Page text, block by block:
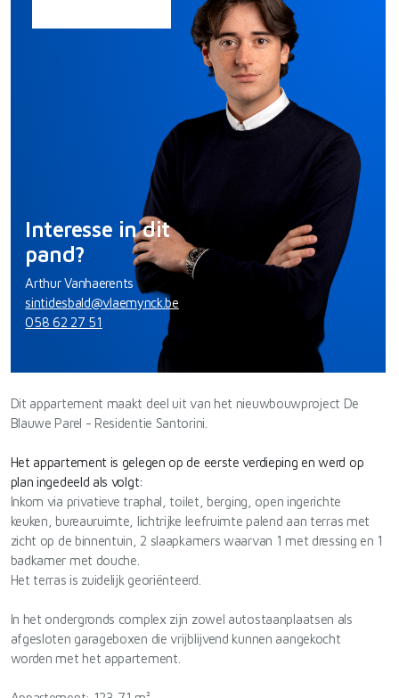
Interesse in dit
pand?
Arthur Vanhaerents
sintidesbald@vlaemynck.be
058 62 27 51
Dit appartement maakt deel uit van het nieuwbouwproject De
Blauwe Parel - Residentie Santorini.
Het appartement is gelegen op de eerste verdieping en werd op
plan ingedeeld als volgt:
Inkom via privatieve traphal, toilet, berging, open ingerichte
keuken, bureauruimte, lichtrijke leefruimte palend aan terras met
zicht op de binnentuin, 2 slaapkamers waarvan 1 met dressing en 1
badkamer met douche.
Het terras is zuidelijk georiënteerd.
In het ondergronds complex zijn zowel autostaanplaatsen als
afgesloten garageboxen die vrijblijvend kunnen aangekocht
worden met het appartement.